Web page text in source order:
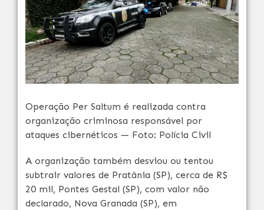
Operação Per Saltum é realizada contra
organização criminosa responsável por
ataques cibernéticos — Foto: Polícia Civil
A organização também desviou ou tentou
subtrair valores de Pratânia (SP), cerca de R$
20 mil, Pontes Gestal (SP), com valor não
declarado, Nova Granada (SP), em